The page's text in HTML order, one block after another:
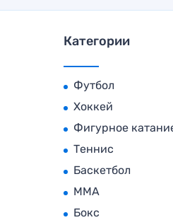
Категории
Футбол
Хоккей
Фигурное
Теннис
Баскетбол
MMA
Бокс